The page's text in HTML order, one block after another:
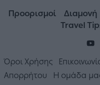
Προορισμοί Διαμονή
Travel
Όροι Χρήσης
Απορρήτου
Η ομάδα